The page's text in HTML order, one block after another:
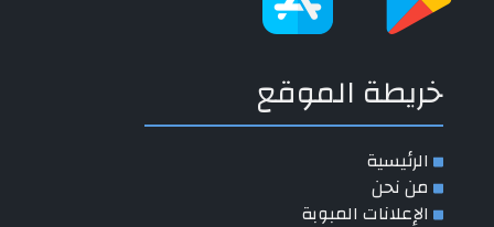
خريطة الموقع
الرئيسية
من نحن
الإعلانات المبوبة